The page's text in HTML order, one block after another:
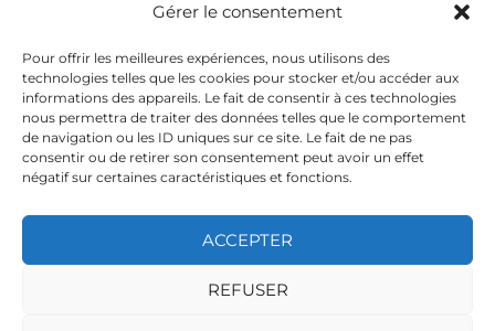
Gérer le consentement
Pour offrir les meilleures expériences, nous utilisons des
technologies telles que les cookies pour stocker et/ou accéder aux
informations des appareils. Le fait de consentir à ces technologies
nous permettra de traiter des données telles que le comportement
de navigation ou les ID uniques sur ce site. Le fait de ne pas
consentir ou de retirer son consentement peut avoir un effet
négatif sur certaines caractéristiques et fonctions.
ACCEPTER
REFUSER
Contact
Addresse:4 rue Apollonios
33170 Gradignan
Mail: autismeguider@gmail.com